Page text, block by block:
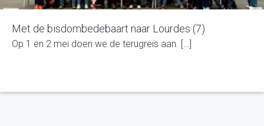
Met de bisdombedebaart naar Lourdes (7)
Op 1 en 2 mei doen we de terugreis aan. […]